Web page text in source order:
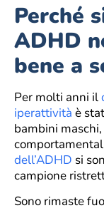
Perché
ADHD
bene a
Per molti anni il
iperattività è
bambini
dell’ADHD si
campione
Sono rimaste